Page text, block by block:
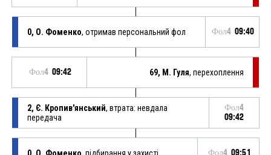
0, О. Фоменко, отримав персональний фол Фол4 09:40
Фол4 09:42 69, М. Гуля, перехоплення
2, Є. Кропив'янський, втрата: невдала
передача
Фол4
09:42
0, О. Фоменко, підбирання у захисті Фол4 09:51